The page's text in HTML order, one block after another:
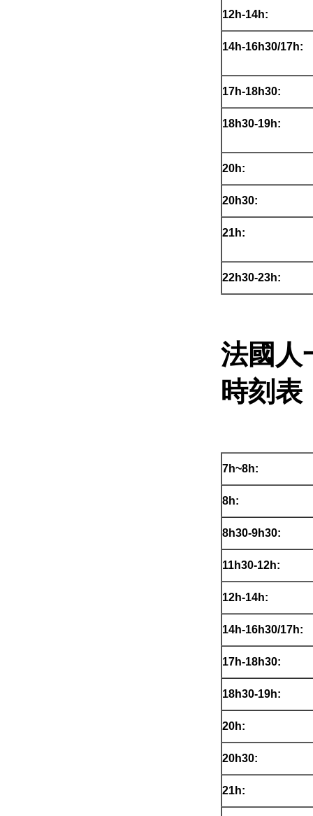
12h-14h:
14h-16h30/17h:
17h-18h30:
18h30-
20h:
20h30:
21h:
22h30-23h:
法國人
時刻表
7h~8h:
8h:
8h30-9h30:
11h30-12h:
12h-14h:
14h-16h30/17h:
17h-18h30:
18h30-
20h:
20h30:
21h: